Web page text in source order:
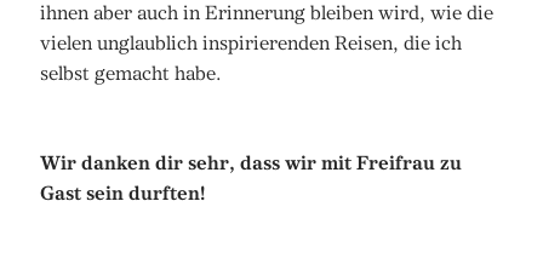
ihnen aber auch in Erinnerung bleiben wird, wie die
vielen unglaublich inspirierenden Reisen, die ich
selbst gemacht habe.
Wir danken dir sehr, dass wir mit Freifrau zu
Gast sein durften!